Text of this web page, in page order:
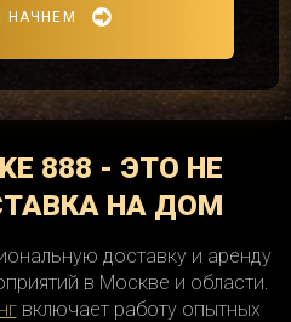
НАЧНЕМ
888 - ЭТО НЕ
НА ДОМ
доставку и аренду
в Москве и области.
включает работу опытных